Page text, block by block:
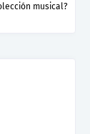
musical?